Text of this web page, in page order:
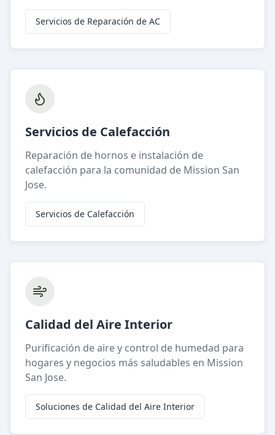
Servicios de Reparación de AC
Servicios de Calefacción
Reparación de hornos e instalación de
calefacción para la comunidad de Mission San
Jose.
Servicios de Calefacción
Calidad del Aire Interior
Purificación de aire y control de humedad para
hogares y negocios más saludables en Mission
San Jose.
Soluciones de Calidad del Aire Interior